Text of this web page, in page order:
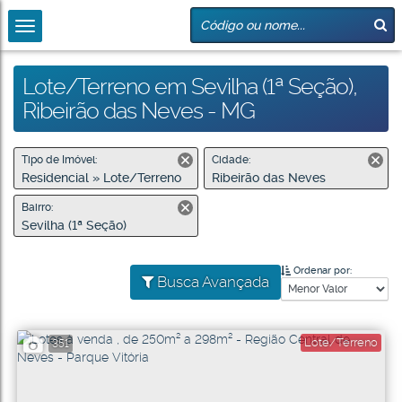
Lote/Terreno em Sevilha (1ª Seção),
Ribeirão das Neves - MG
Tipo de Imóvel:
Residencial » Lote/Terreno
Cidade:
Ribeirão das Neves
Bairro:
Sevilha (1ª Seção)
Busca Avançada
Ordenar por:
351 Lote/Terreno